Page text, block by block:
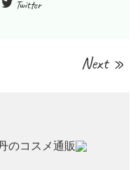
Twitter
Next »